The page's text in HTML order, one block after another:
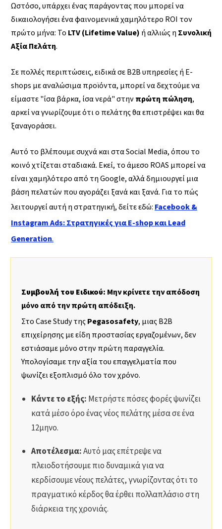
Ωστόσο, υπάρχει ένας παράγοντας που μπορεί να
δικαιολογήσει ένα φαινομενικά χαμηλότερο ROI τον
πρώτο μήνα: Το LTV (Lifetime Value) ή αλλιώς η Συνολική
Αξία Πελάτη.
Σε πολλές περιπτώσεις, ειδικά σε B2B υπηρεσίες ή E-
shops με αναλώσιμα προϊόντα, μπορεί να δεχτούμε να
είμαστε "ίσα βάρκα, ίσα νερά" στηνπρώτη πώληση,
αρκεί να γνωρίζουμε ότι ο πελάτης θα επιστρέψει και θα
ξαναγοράσει.
Αυτό το βλέπουμε συχνά και στα Social Media, όπου το
κοινό χτίζεται σταδιακά. Εκεί, το άμεσο ROAS μπορεί να
είναι χαμηλότερο από τη Google, αλλά δημιουργεί μια
βάση πελατών που αγοράζει ξανά και ξανά. Για το πώς
λειτουργεί αυτή η στρατηγική, δείτε εδώ: Facebook &
Instagram Ads: Στρατηγικές για E-shop και Lead
Generation.
Συμβουλή του Ειδικού: Μην κρίνετε την απόδοση
μόνο από την πρώτη απόδειξη.
Στο Case Study τηςPegasosafety, μιας B2B
επιχείρησης με είδη προστασίας εργαζομένων, δεν
εστιάσαμε μόνο στην πρώτη παραγγελία.
Υπολογίσαμε την αξία του επαγγελματία που
ψωνίζει εξοπλισμό όλο τον χρόνο.
Κάντε το εξής: Μετρήστε πόσες φορές ψωνίζει
κατά μέσο όρο ένας νέος πελάτης μέσα σε ένα
12μηνο.
Αποτέλεσμα:Αυτό μας επέτρεψε να
πλειοδοτήσουμε πιο δυναμικά για να
κερδίσουμε νέους πελάτες, γνωρίζοντας ότι το
πραγματικό κέρδος θα έρθει πολλαπλάσιο στη
διάρκεια της χρονιάς.